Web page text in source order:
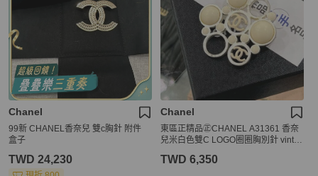
Chanel
99新 CHANEL香奈兒 雙c胸針 附件
盒子
TWD 24,230
Chanel
東區正精品㊣CHANEL A31361 香奈
兒米白色雙C LOGO圈圈胸別針 vinta
TWD 6,350